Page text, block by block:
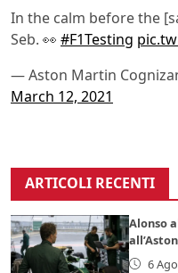
In the calm before the
Seb. 👀 #F1Testing
— Aston Martin
March 12, 2021
ARTICOLI RECENTI
Alonso
6